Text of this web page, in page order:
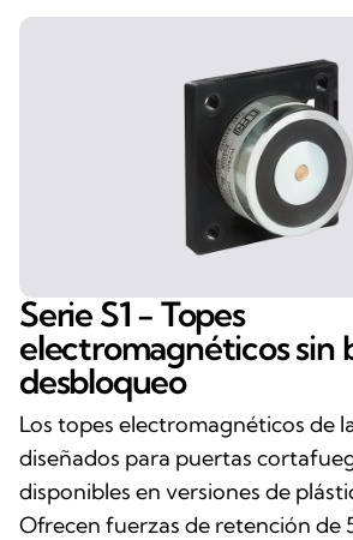
Serie S1 - Topes
electromagnéticos sin
desbloqueo
Los topes electromagnéticos de
diseñados para puertas
disponibles en versiones de
Ofrecen fuerzas de retención de